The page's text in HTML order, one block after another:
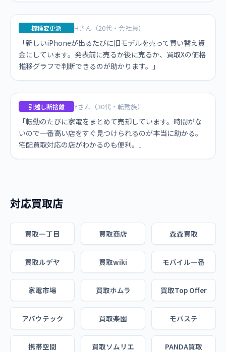
機種変更派 Hさん（20代・会社員）
「新しいiPhoneが出るたびに旧モデルを売って買い替え資
金にしています。発表前に売るか後に売るか、買取Xの価格
推移グラフで判断できるのが助かります。」
引越し断捨離 Yさん（30代・転勤族）
「転勤のたびに家電をまとめて売却しています。時間がな
いので一番高い店をすぐ見つけられるのが本当に助かる。
宅配買取対応の店がわかるのも便利。」
対応買取店
買取一丁目 買取商店 森森買取
買取ルデヤ 買取wiki モバイル一番
家電市場 買取ホムラ 買取Top Offer
アバウテック 買取楽園 モバステ
携帯空間 買取ソムリエ PANDA買取